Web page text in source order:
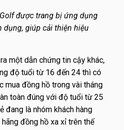
được trang bị ứng dụng
dụng, giúp cải thiện hiệu
một dẫn chứng tin cậy khác,
độ tuổi từ 16 đến 24 thì có
mua đồng hồ trong vài tháng
toàn đúng với độ tuổi từ 25
đang là nhóm khách hàng
đồng hồ xa xỉ trên thế